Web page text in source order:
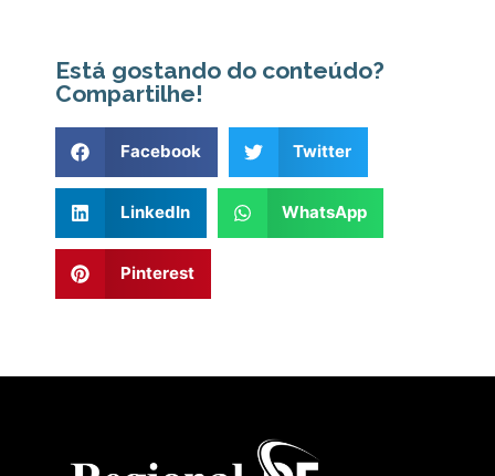
Está gostando do conteúdo?
Compartilhe!
Facebook Twitter
LinkedIn WhatsApp
Pinterest